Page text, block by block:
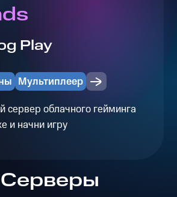
Play
Мультиплеер
сервер облачного гейминга
и начни игру
Серверы